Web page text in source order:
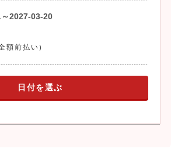
2027-03-20
額前払い)
日付を選ぶ